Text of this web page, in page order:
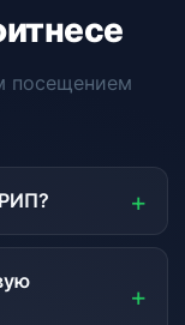
посещением